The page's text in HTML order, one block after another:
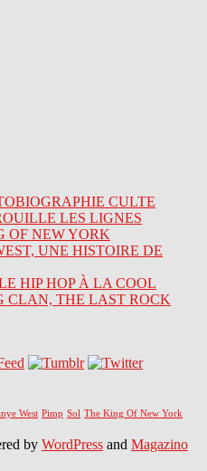
CULTE
LES LIGNES
OF NEW YORK
UNE HISTOIRE DE
HIP HOP À LA COOL
CLAN, THE LAST ROCK
West Pimp Sol The King Of New York
by WordPress and Magazino